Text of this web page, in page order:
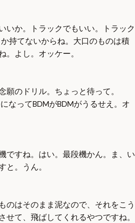
いか。トラックでもいい。トラック
持てないからね。大口のものは積
。よし。オッケー。
願のドリル。ちょっと待って。
なってBDMがBDMがうるせえ。オ
ですね。はい。最段機かん。ま、い
と。うん。
のはそのまま泥なので、それをこう
せて、飛ばしてくれるやつですね。